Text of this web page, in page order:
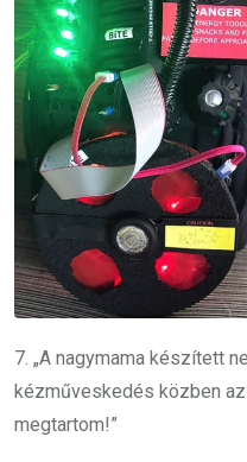
7. „A nagymama készített
kézműveskedés közben
megtartom!”